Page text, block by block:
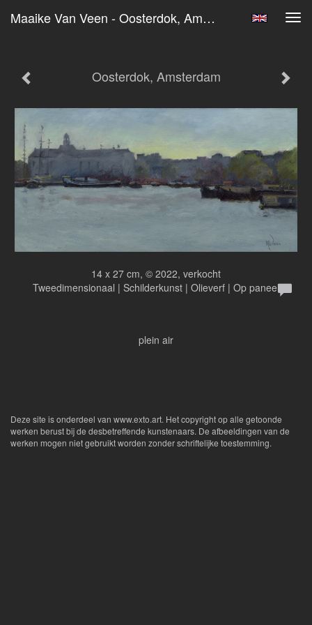
Maaike Van Veen - Oosterdok, Amsterdam
Oosterdok, Amsterdam
14 x 27 cm, © 2022, verkocht
Tweedimensionaal | Schilderkunst | Olieverf | Op paneel
plein air
Deze site is onderdeel van www.exto.art. Het copyright op alle getoonde
werken berust bij de desbetreffende kunstenaars. De afbeeldingen van de
werken mogen niet gebruikt worden zonder schriftelijke toestemming.